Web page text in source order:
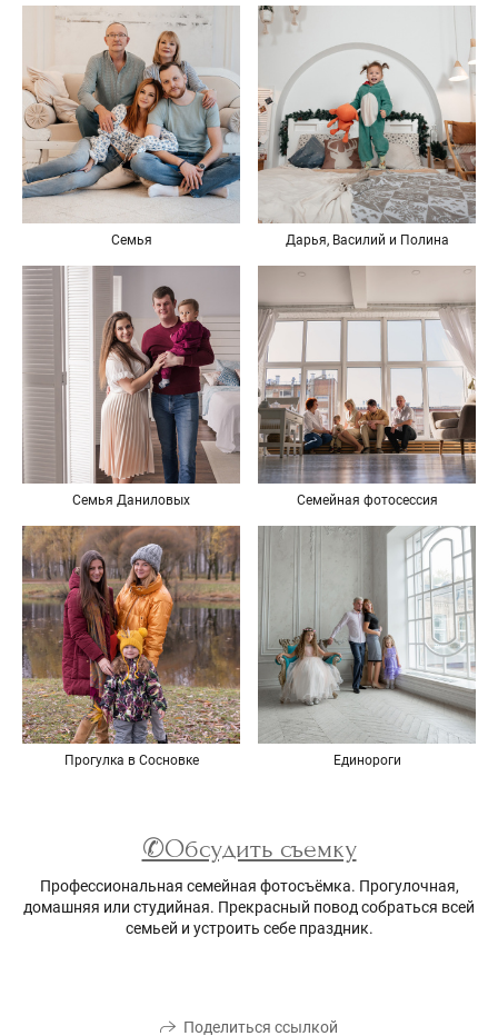
Семья Дарья, Василий и Полина
Семья Даниловых Семейная фотосессия
Прогулка в Сосновке Единороги
✆Обсудить съемку
Профессиональная семейная фотосъёмка. Прогулочная,
домашняя или студийная. Прекрасный повод собраться всей
семьей и устроить себе праздник.
Поделиться ссылкой